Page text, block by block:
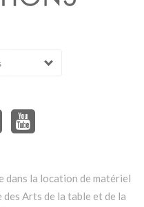
dans la location de matériel
Arts de la table et de la